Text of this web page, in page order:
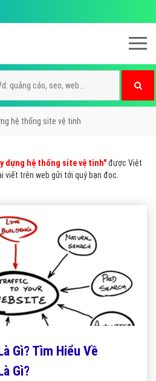
hệ thống site vệ tinh
dựng hệ thống site vệ tinh"được Việt
viết trên web gửi tới quý bạn đọc.
Gì? Tìm Hiểu Về
Gì?